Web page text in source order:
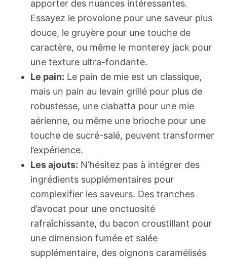
apporter des nuances intéressantes.
Essayez le provolone pour une saveur plus
douce, le gruyère pour une touche de
caractère, ou même le monterey jack pour
une texture ultra-fondante.
Le pain: Le pain de mie est un classique,
mais un pain au levain grillé pour plus de
robustesse, une ciabatta pour une mie
aérienne, ou même une brioche pour une
touche de sucré-salé, peuvent transformer
l’expérience.
Les ajouts: N’hésitez pas à intégrer des
ingrédients supplémentaires pour
complexifier les saveurs. Des tranches
d’avocat pour une onctuosité
rafraîchissante, du bacon croustillant pour
une dimension fumée et salée
supplémentaire, des oignons caramélisés